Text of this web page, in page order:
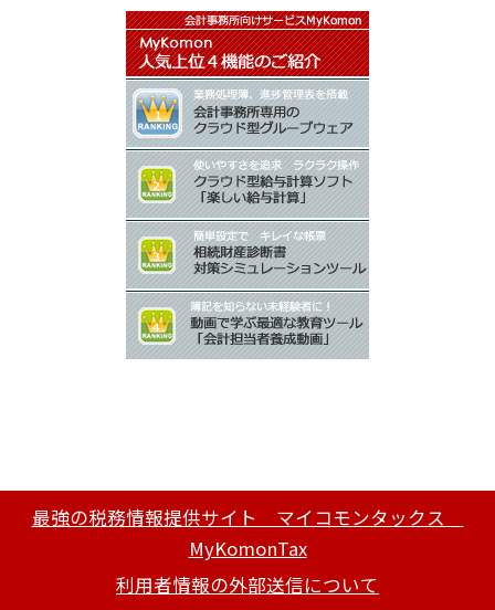
最強の税務情報提供サイト マイコモンタックス
MyKomonTax
利用者情報の外部送信について